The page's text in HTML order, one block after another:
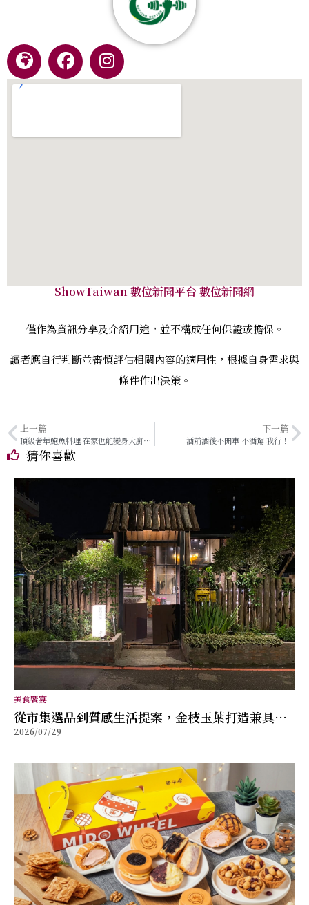
ShowTaiwan 數位新聞平台 數位新聞網
僅作為資訊分享及介紹用途，並不構成任何保證或擔保。
讀者應自行判斷並審慎評估相關內容的適用性，根據自身需求與
條件作出決策。
上一篇
頂級奢華鮑魚料理 在家也能變身大廚輕鬆上菜
下一篇
酒前酒後不開車 不酒駕 我行！
猜你喜歡
美食饗宴
從市集選品到質感生活提案，金枝玉葉打造兼具風
格與舒適的女性穿搭品牌
2026/07/29